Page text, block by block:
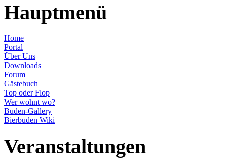
Hauptmenü
Home
Portal
Über Uns
Downloads
Forum
Gästebuch
Top oder Flop
Wer wohnt wo?
Buden-Gallery
Bierbuden Wiki
Veranstaltungen